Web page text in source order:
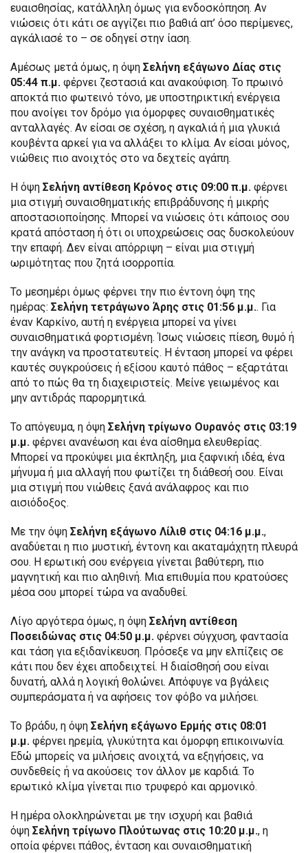
ευαισθησίας, κατάλληλη όμως για ενδοσκόπηση. Αν
νιώσεις ότι κάτι σε αγγίζει πιο βαθιά απ’ όσο περίμενες,
αγκάλιασέ το – σε οδηγεί στην ίαση.
Αμέσως μετά όμως, η όψη Σελήνη εξάγωνο Δίας στις
05:44 π.μ. φέρνει ζεστασιά και ανακούφιση. Το πρωινό
αποκτά πιο φωτεινό τόνο, με υποστηρικτική ενέργεια
που ανοίγει τον δρόμο για όμορφες συναισθηματικές
ανταλλαγές. Αν είσαι σε σχέση, η αγκαλιά ή μια γλυκιά
κουβέντα αρκεί για να αλλάξει το κλίμα. Αν είσαι μόνος,
νιώθεις πιο ανοιχτός στο να δεχτείς αγάπη.
Η όψη Σελήνη αντίθεση Κρόνος στις 09:00 π.μ. φέρνει
μια στιγμή συναισθηματικής επιβράδυνσης ή μικρής
αποστασιοποίησης. Μπορεί να νιώσεις ότι κάποιος σου
κρατά απόσταση ή ότι οι υποχρεώσεις σας δυσκολεύουν
την επαφή. Δεν είναι απόρριψη – είναι μια στιγμή
ωριμότητας που ζητά ισορροπία.
Το μεσημέρι όμως φέρνει την πιο έντονη όψη της
ημέρας: Σελήνη τετράγωνο Άρης στις 01:56 μ.μ.. Για
έναν Καρκίνο, αυτή η ενέργεια μπορεί να γίνει
συναισθηματικά φορτισμένη. Ίσως νιώσεις πίεση, θυμό ή
την ανάγκη να προστατευτείς. Η ένταση μπορεί να φέρει
καυτές συγκρούσεις ή εξίσου καυτό πάθος – εξαρτάται
από το πώς θα τη διαχειριστείς. Μείνε γειωμένος και
μην αντιδράς παρορμητικά.
Το απόγευμα, η όψη Σελήνη τρίγωνο Ουρανός στις 03:19
μ.μ. φέρνει ανανέωση και ένα αίσθημα ελευθερίας.
Μπορεί να προκύψει μια έκπληξη, μια ξαφνική ιδέα, ένα
μήνυμα ή μια αλλαγή που φωτίζει τη διάθεσή σου. Είναι
μια στιγμή που νιώθεις ξανά ανάλαφρος και πιο
αισιόδοξος.
Με την όψη Σελήνη εξάγωνο Λίλιθ στις 04:16 μ.μ.,
αναδύεται η πιο μυστική, έντονη και ακαταμάχητη πλευρά
σου. Η ερωτική σου ενέργεια γίνεται βαθύτερη, πιο
μαγνητική και πιο αληθινή. Μια επιθυμία που κρατούσες
μέσα σου μπορεί τώρα να αναδυθεί.
Λίγο αργότερα όμως, η όψη Σελήνη αντίθεση
Ποσειδώνας στις 04:50 μ.μ. φέρνει σύγχυση, φαντασία
και τάση για εξιδανίκευση. Πρόσεξε να μην ελπίζεις σε
κάτι που δεν έχει αποδειχτεί. Η διαίσθησή σου είναι
δυνατή, αλλά η λογική θολώνει. Απόφυγε να βγάλεις
συμπεράσματα ή να αφήσεις τον φόβο να μιλήσει.
Το βράδυ, η όψη Σελήνη εξάγωνο Ερμής στις 08:01
μ.μ. φέρνει ηρεμία, γλυκύτητα και όμορφη επικοινωνία.
Εδώ μπορείς να μιλήσεις ανοιχτά, να εξηγήσεις, να
συνδεθείς ή να ακούσεις τον άλλον με καρδιά. Το
ερωτικό κλίμα γίνεται πιο τρυφερό και αρμονικό.
Η ημέρα ολοκληρώνεται με την ισχυρή και βαθιά
όψη Σελήνη τρίγωνο Πλούτωνας στις 10:20 μ.μ., η
οποία φέρνει πάθος, ένταση και συναισθηματική